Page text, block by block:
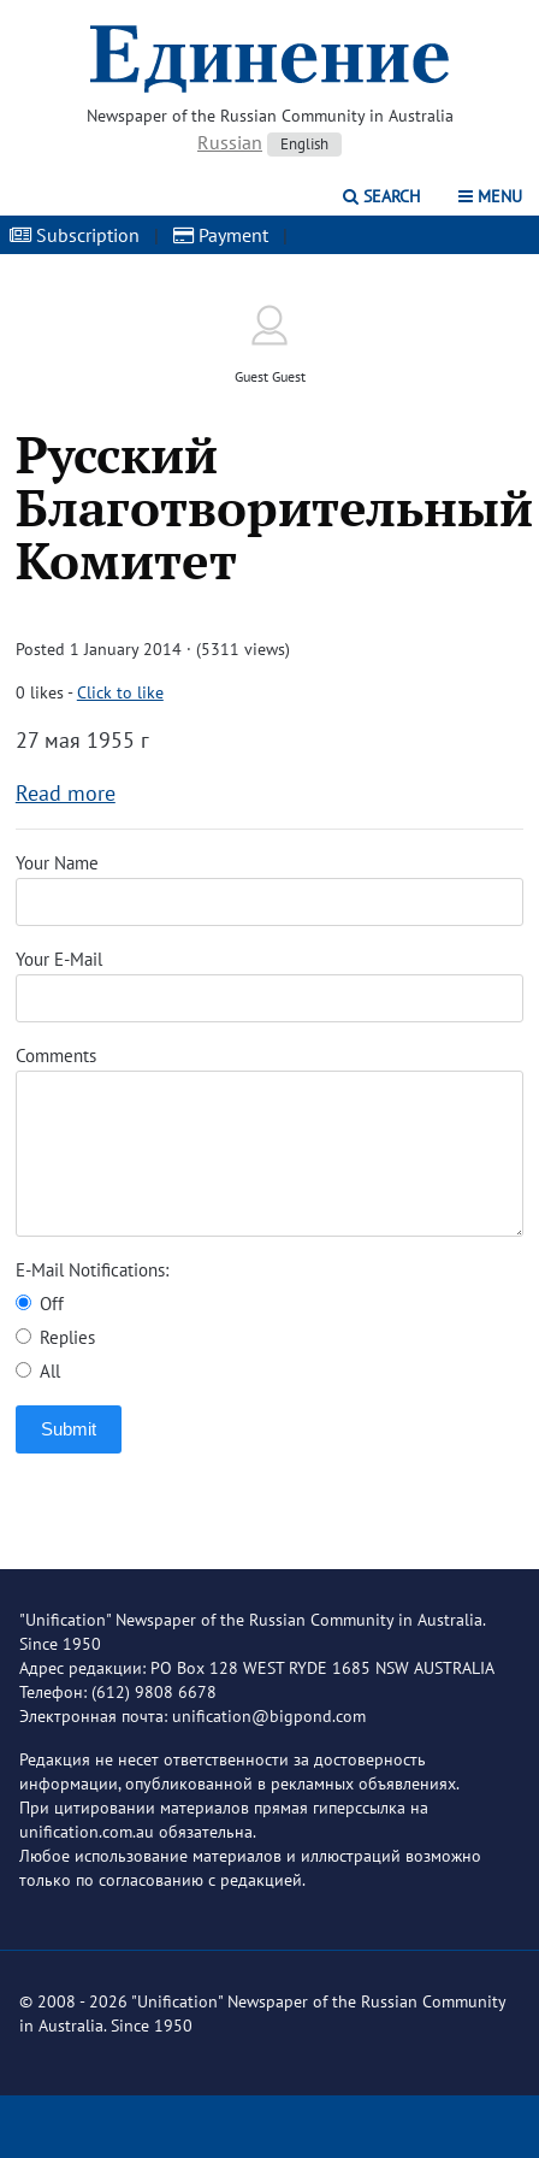
Newspaper of the Russian Community in Australia
Russian English
SEARCH MENU
Subscription | Payment |
Guest Guest
Русский
Благотворительный
Комитет
Posted 1 January 2014 · (5311 views)
0 likes-Click to like
27 мая 1955 г
Read more
Your Name
Your E-Mail
Comments
E-Mail Notifications:
Off
Replies
All
Submit
"Unification" Newspaper of the Russian Community in Australia.
Since 1950
Адрес редакции: PO Box 128 WEST RYDE 1685 NSW AUSTRALIA
Телефон: (612) 9808 6678
Электронная почта: unification@bigpond.com
Редакция не несет ответственности за достоверность
информации, опубликованной в рекламных объявлениях.
При цитировании материалов прямая гиперссылка на
unification.com.au обязательна.
Любое использование материалов и иллюстраций возможно
только по согласованию с редакцией.
© 2008 - 2026 "Unification" Newspaper of the Russian Community
in Australia. Since 1950